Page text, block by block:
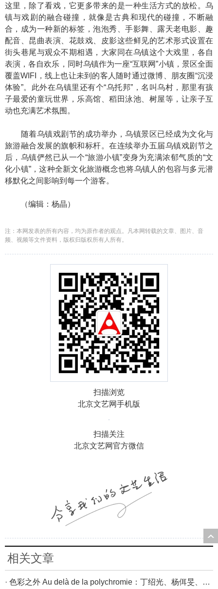
这里，除了看戏，它更多带来的是一种生活方式的放松。乌
镇与戏剧的融合碰撞，就像是古典和现代的碰撞，不断融
合，成为一种新的标签，泡泡秀、手影舞、露天老电影、趣
配音、昆曲表演、花鼓戏、皮影这些鲜见的艺术形式设置在
街头巷尾与观众不期相遇，大家同在乌镇这个大戏里，各自
表演，各自欢乐，同时乌镇作为一座“互联网”小镇，景区全面
覆盖WIFI，线上也让未到的客人随时通过微博、朋友圈“沉浸
体验”。此外在乌镇里还有个“乌托邦”，名叫乌村，那里有孩
子最爱的童玩世界，乐高馆、稻田泳池、树屋等，让亲子互
动也充满艺术氛围。
随着乌镇戏剧节的成功举办，乌镇景区已经成为文化与
旅游融合发展的旗帜和标杆。在连续举办五届乌镇戏剧节之
后，乌镇俨然已从一个“旅游小镇”变身为充满浓郁气质的“文
化小镇”，这种全新文化旅游概念也将乌镇人的包容与多元潜
移默化之间影响到每一个游客。
（编辑：杨晶）
注：本网发表的所有内容，均为原作者的观点。凡本网转载的文章、图片、音
频、视频等文件资料，版权归版权所有人所有。
扫描浏览
北京文艺网手机版
扫描关注
北京文艺网官方微信
相关文章
· 色彩之外 Au delà de la polychromie：丁绍光、杨佴旻、Alain Cardenas·Castro巴黎展